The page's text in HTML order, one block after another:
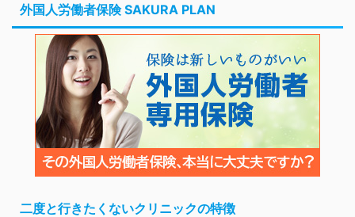
外国人労働者保険 SAKURA PLAN
二度と行きたくないクリニックの特徴